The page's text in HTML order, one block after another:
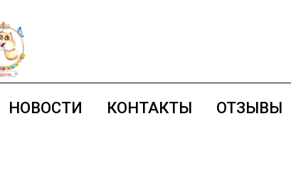
НОВОСТИ КОНТАКТЫ ОТЗЫВЫ